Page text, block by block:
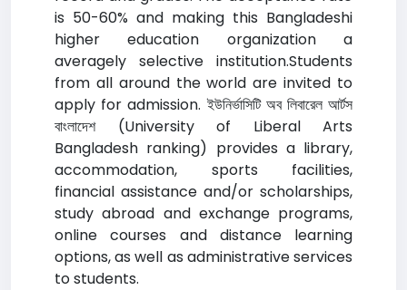
is 50-60% and making this Bangladeshi
higher education organization a
averagely selective institution.Students
from all around the world are invited to
apply for admission. ইউনির্ভাসিটি অব লিবারেল আর্টস
বাংলাদেশ (University of Liberal Arts
Bangladesh ranking) provides a library,
accommodation, sports facilities,
financial assistance and/or scholarships,
study abroad and exchange programs,
online courses and distance learning
options, as well as administrative services
to students.